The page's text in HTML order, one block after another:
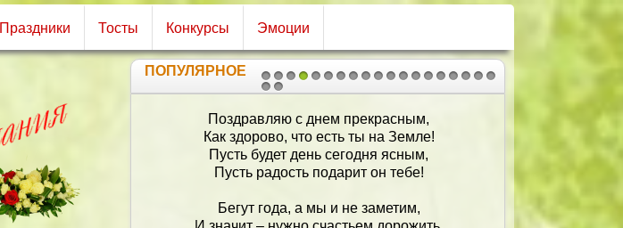
Праздники Тосты Конкурсы Эмоции
1 2
2021
ПОПУЛЯРНОЕ
Поздравляю с днем прекрасным,
Как здорово, что есть ты на Земле!
Пусть будет день сегодня ясным,
Пусть радость подарит он тебе!
Бегут года, а мы и не заметим,